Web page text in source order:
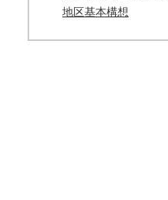
地区基本構想